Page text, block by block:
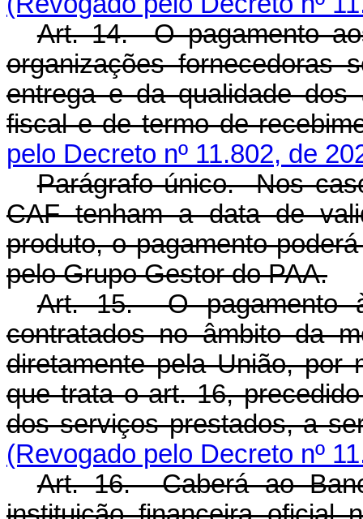
Art. 14. O pagamento
organizações fornecedoras
entrega e da qualidade dos
fiscal e de termo de
pelo Decreto nº 11.802, de
Parágrafo único. Nos
CAF tenham a data de
produto, o pagamento
pelo Grupo Gestor do PAA.
Art. 15. O pagamento
contratados no âmbito da
diretamente pela União, por
que trata o art. 16,
dos serviços prestados, a
(Revogado pelo Decreto nº
Art. 16. Caberá ao